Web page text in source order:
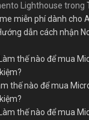
Lighthouse trong
miễn phí dành cho
dẫn cách nhận
Làm thế nào để mua
thế nào để mua
Làm thế nào để mua